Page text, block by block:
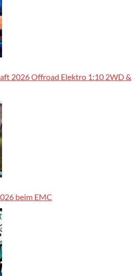
2026 Offroad Elektro 1:10 2WD &
beim EMC